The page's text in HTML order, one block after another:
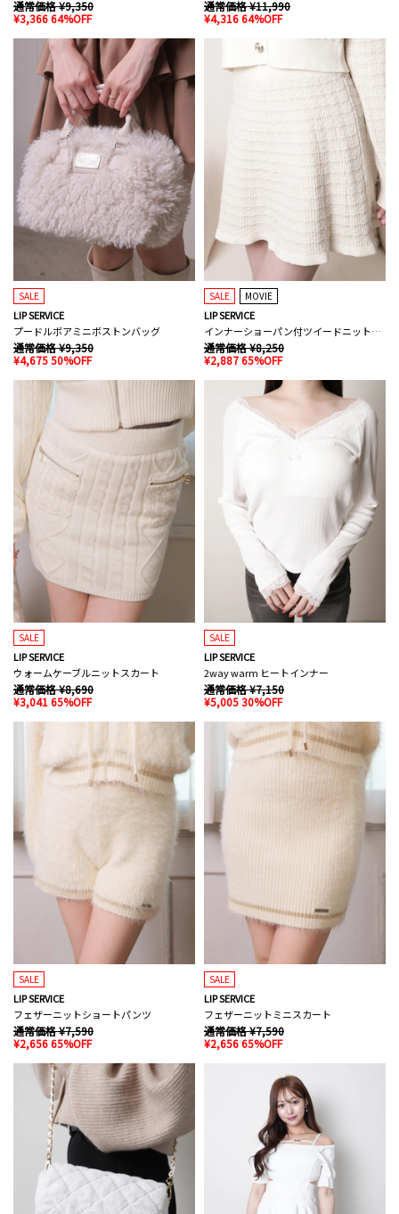
通常価格 ¥9,350
¥3,366 64%OFF
通常価格 ¥11,990
¥4,316 64%OFF
SALE
LIP SERVICE
プードルボアミニボストンバッグ
通常価格 ¥9,350
¥4,675 50%OFF
SALE MOVIE
LIP SERVICE
インナーショーパン付ツイードニットフレアスカート
通常価格 ¥8,250
¥2,887 65%OFF
SALE
LIP SERVICE
ウォームケーブルニットスカート
通常価格 ¥8,690
¥3,041 65%OFF
SALE
LIP SERVICE
2way warm ヒートインナー
通常価格 ¥7,150
¥5,005 30%OFF
SALE
LIP SERVICE
フェザーニットショートパンツ
通常価格 ¥7,590
¥2,656 65%OFF
SALE
LIP SERVICE
フェザーニットミニスカート
通常価格 ¥7,590
¥2,656 65%OFF